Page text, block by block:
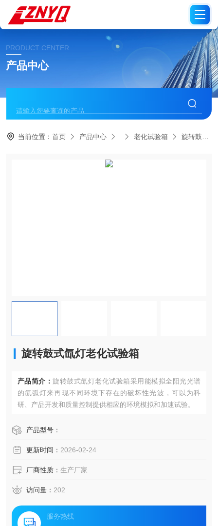
PRODUCT CENTER
产品中心
当前位置：首页 产品中心 老化试验箱 旋转鼓式氙灯老化试验箱
旋转鼓式氙灯老化试验箱
产品简介： 旋转鼓式氙灯老化试验箱采用能模拟全阳光光谱
的氙弧灯来再现不同环境下存在的破坏性光波，可以为科
研、产品开发和质量控制提供相应的环境模拟和加速试验。
产品型号：
更新时间： 2026-02-24
厂商性质： 生产厂家
访问量： 202
服务热线